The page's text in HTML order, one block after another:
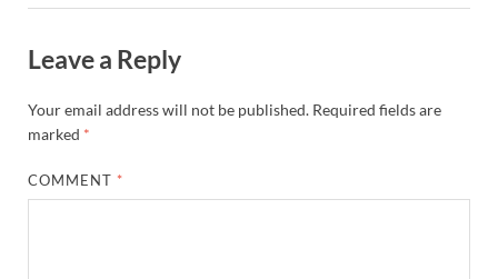
Leave a Reply
Your email address will not be published. Required fields are
marked *
COMMENT *